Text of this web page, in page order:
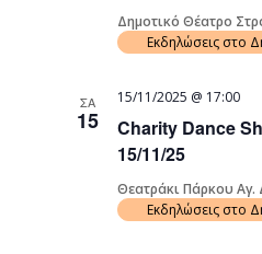
Δημοτικό Θέατρο
Εκδηλώσεις στο
ΣΑ
15
Charity Dance
15/11/25
15/11/2025 @ 17:00
Θεατράκι Πάρκου Αγ.
Εκδηλώσεις στο